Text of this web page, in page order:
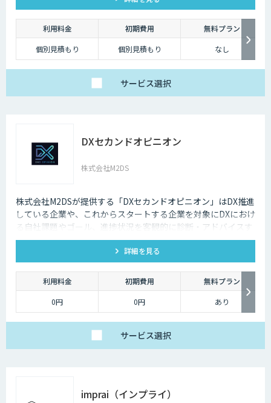
ら、導入後の運用や定着まで一気通貫でご支援いたしますの
で、お気軽にご相談ください。
利用料金 初期費用
無料プラン
個別見積もり
個別見積もり なし
サービス選択
DXセカンドオピニオン
株式会社M2DS
株式会社M2DSが提供する「DXセカンドオピニオン」はDX推進
している企業や、これからスタートする企業を対象にDXにおけ
る自社課題やゴール、進捗状況を客観的に診断・アドバイスす
るサービスです
詳細を見る
利用料金 初期費用
無料プラン
0円
0円 あり
サービス選択
imprai（インプライ）